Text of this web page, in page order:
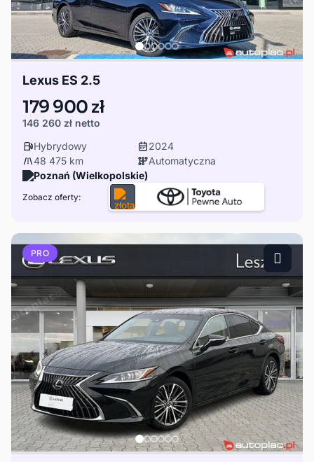
Lexus ES 2.5
179 900 zł
146 260 zł netto
Hybrydowy
2024
48 475 km
Automatyczna
Poznań (Wielkopolskie)
Zobacz oferty:
PRO